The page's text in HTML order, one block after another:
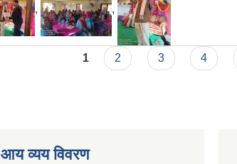
, ,
1 2 3 4
आय व्यय विवरण